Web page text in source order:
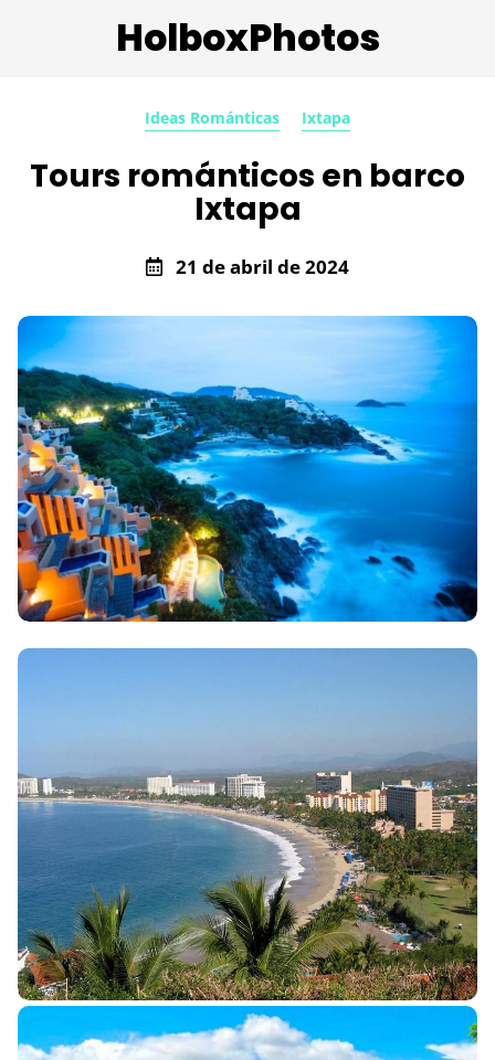
HolboxPhotos
Ideas Románticas Ixtapa
Tours románticos en barco
Ixtapa
21 de abril de 2024